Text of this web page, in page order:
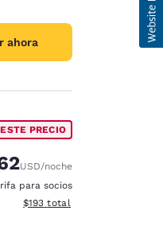
ahora
PRECIO
con descuento:
USD/noche
para socios
Ver detalles del total
$193 total